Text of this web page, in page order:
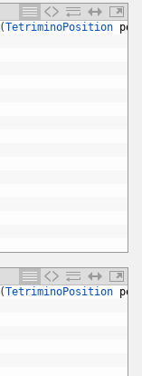
(TetriminoPosition pos
(TetriminoPosition pos